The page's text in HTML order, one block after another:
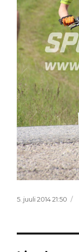
Postitatud
5. juuli 2014 21:50